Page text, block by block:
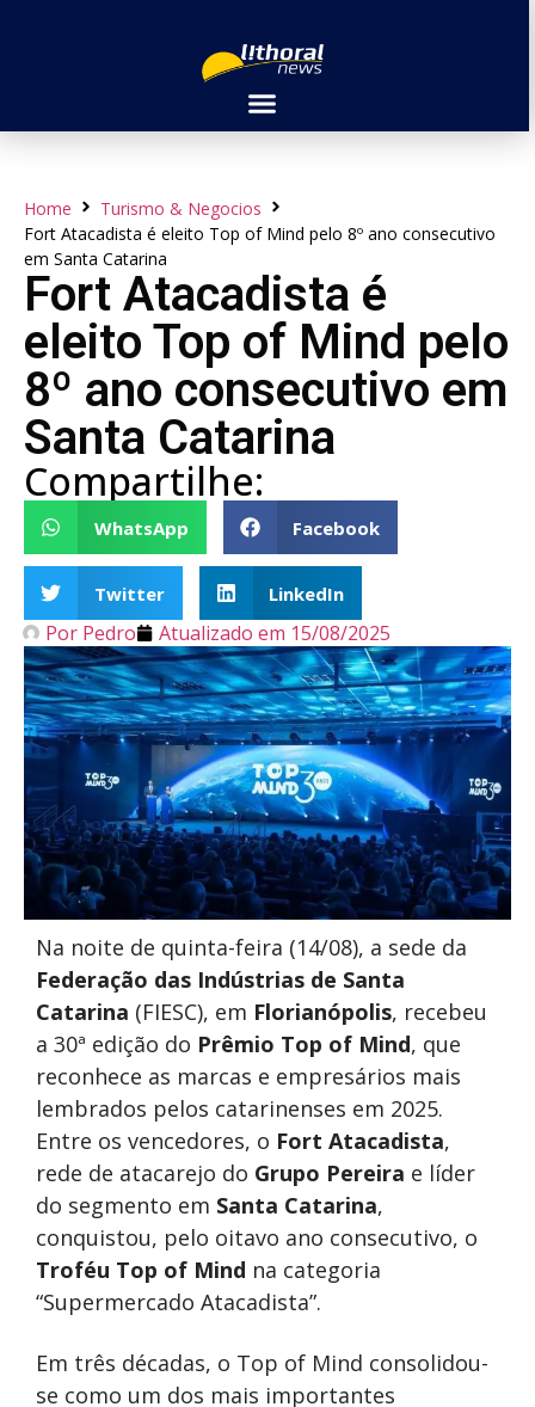
Home
Turismo & Negocios
Fort Atacadista é eleito Top of Mind pelo 8º ano consecutivo
em Santa Catarina
Fort Atacadista é
eleito Top of Mind pelo
8º ano consecutivo em
Santa Catarina
Compartilhe:
WhatsApp Facebook
Twitter LinkedIn
Por Pedro Atualizado em 15/08/2025
Na noite de quinta-feira (14/08), a sede da
Federação das Indústrias de Santa
Catarina (FIESC), em Florianópolis, recebeu
a 30ª edição do Prêmio Top of Mind, que
reconhece as marcas e empresários mais
lembrados pelos catarinenses em 2025.
Entre os vencedores, o Fort Atacadista,
rede de atacarejo do Grupo Pereira e líder
do segmento em Santa Catarina,
conquistou, pelo oitavo ano consecutivo, o
Troféu Top of Mind na categoria
“Supermercado Atacadista”.
Em três décadas, o Top of Mind consolidou-
se como um dos mais importantes